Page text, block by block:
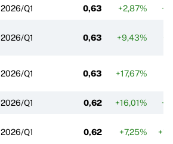
2026/Q1 0,63 +2,87%
2026/Q1 0,63 +9,43%
2026/Q1 0,63 +17,67%
2026/Q1 0,62 +16,01%
2026/Q1 0,62 +7,25%